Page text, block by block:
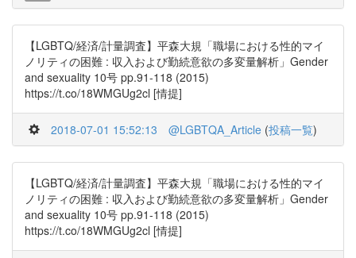
【LGBTQ/経済/計量調査】平森大規「職場における性的マイ
ノリティの困難 : 収入および勤続意欲の多変量解析」Gender
and sexuality 10号 pp.91-118 (2015)
https://t.co/18WMGUg2cl [情提]
2018-07-01 15:52:13 @LGBTQA_Article (投稿一覧)
【LGBTQ/経済/計量調査】平森大規「職場における性的マイ
ノリティの困難 : 収入および勤続意欲の多変量解析」Gender
and sexuality 10号 pp.91-118 (2015)
https://t.co/18WMGUg2cl [情提]